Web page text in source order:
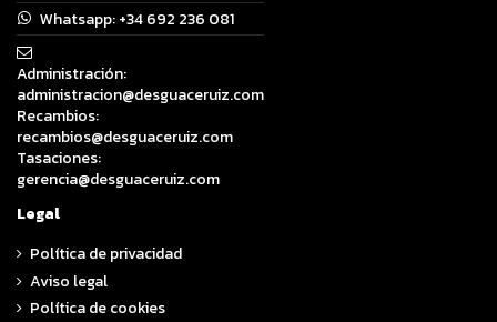
Whatsapp:+34 692 236 081
Administración:
administracion@desguaceruiz.com
Recambios:
recambios@desguaceruiz.com
Tasaciones:
gerencia@desguaceruiz.com
Legal
Política de privacidad
Aviso legal
Política de cookies